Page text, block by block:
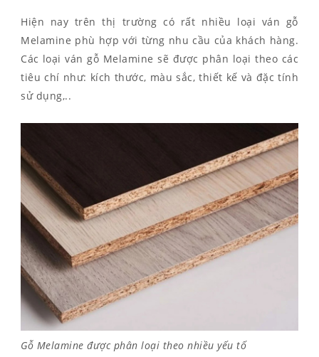
Hiện nay trên thị trường có rất nhiều loại ván gỗ
Melamine phù hợp với từng nhu cầu của khách hàng.
Các loại ván gỗ Melamine sẽ được phân loại theo các
tiêu chí như: kích thước, màu sắc, thiết kế và đặc tính
sử dụng,..
Gỗ Melamine được phân loại theo nhiều yếu tố